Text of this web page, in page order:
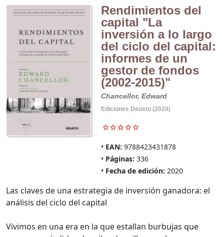
Rendimientos del
capital "La
inversión a lo largo
del ciclo del capital:
informes de un
gestor de fondos
(2002-2015)"
Chancellor, Edward
Ediciones Deusto (2020)
EAN: 9788423431878
Páginas: 336
Fecha de edición: 2020
Las claves de una estrategia de inversión ganadora: el
análisis del ciclo del capital
Vivimos en una era en la que estallan burbujas que